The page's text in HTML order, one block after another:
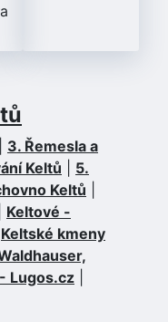
3. Řemesla a
Keltů
5.
Keltů
Keltové -
Keltské kmeny
Lugos.cz